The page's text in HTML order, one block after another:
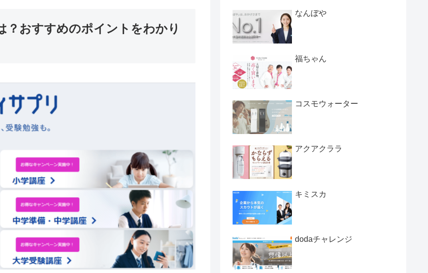
？おすすめのポイントをわかり
なんぼや
福ちゃん
コスモウォーター
アクアクララ
キミスカ
dodaチャレンジ